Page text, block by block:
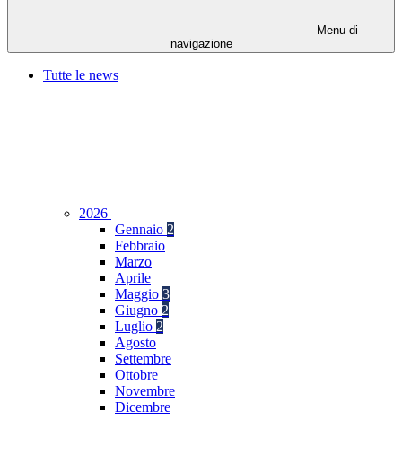
Menu di
navigazione
Tutte le news
2026
Gennaio 2
Febbraio
Marzo
Aprile
Maggio 3
Giugno 2
Luglio 2
Agosto
Settembre
Ottobre
Novembre
Dicembre